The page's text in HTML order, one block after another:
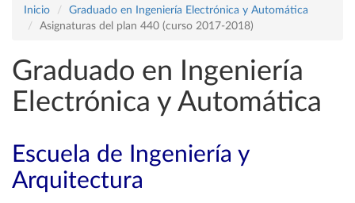
Inicio
Graduado en Ingeniería Electrónica y Automática
Asignaturas del plan 440 (curso 2017-2018)
Graduado en Ingeniería
Electrónica y Automática
Escuela de Ingeniería y
Arquitectura